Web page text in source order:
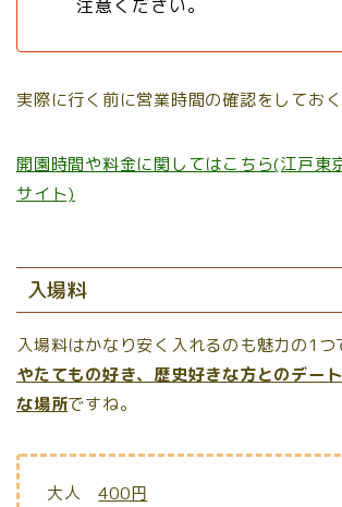
注意ください。
実際に行く前に営業時間の確認をしてお
開園時間や料金に関してはこちら(江戸東
サイト)
入場料
入場料はかなり安く入れるのも魅力の1つ
やたてもの好き、歴史好きな方とのデー
な場所ですね。
大人400円